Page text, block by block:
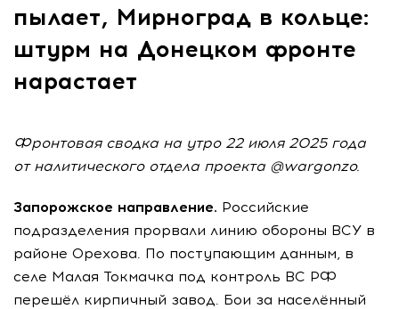
пылает, Мирноград в кольце:
штурм на Донецком фронте
нарастает
Фронтовая сводка на утро 22 июля 2025 года
от налитического отдела проекта @wargonzo.
Запорожское направление. Российские
подразделения прорвали линию обороны ВСУ в
районе Орехова. По поступающим данным, в
селе Малая Токмачка под контроль ВС РФ
перешёл кирпичный завод. Бои за населённый